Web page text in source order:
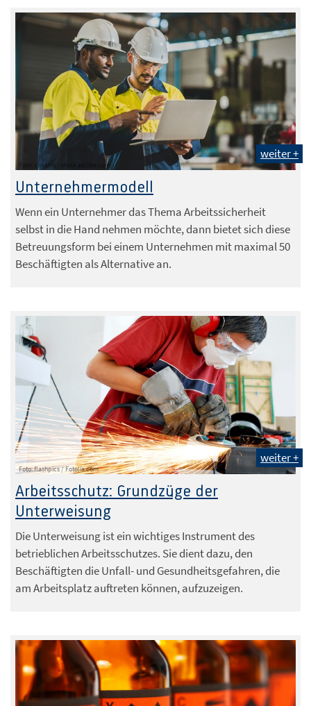
Foto: chokniti - stock.adobe.com
weiter +
Unternehmermodell
Wenn ein Unternehmer das Thema Arbeitssicherheit
selbst in die Hand nehmen möchte, dann bietet sich diese
Betreuungsform bei einem Unternehmen mit maximal 50
Beschäftigten als Alternative an.
Foto: flashpics / Fotolia.com
weiter +
Arbeitsschutz: Grundzüge der
Unterweisung
Die Unterweisung ist ein wichtiges Instrument des
betrieblichen Arbeitsschutzes. Sie dient dazu, den
Beschäftigten die Unfall- und Gesundheitsgefahren, die
am Arbeitsplatz auftreten können, aufzuzeigen.